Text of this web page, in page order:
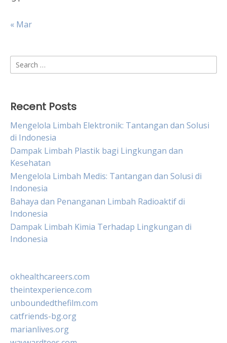
« Mar
Search
for:
Recent Posts
Mengelola Limbah Elektronik: Tantangan dan Solusi
di Indonesia
Dampak Limbah Plastik bagi Lingkungan dan
Kesehatan
Mengelola Limbah Medis: Tantangan dan Solusi di
Indonesia
Bahaya dan Penanganan Limbah Radioaktif di
Indonesia
Dampak Limbah Kimia Terhadap Lingkungan di
Indonesia
okhealthcareers.com
theintexperience.com
unboundedthefilm.com
catfriends-bg.org
marianlives.org